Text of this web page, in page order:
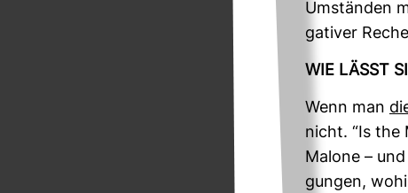
Umständen
ga­tiver
WIE LÄSST
Wenn man
nicht. “Is the
Malone –
gungen,